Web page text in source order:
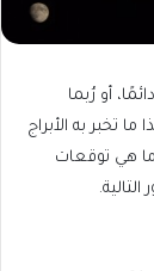
أو رُبما
تخبر به الأبراج
هي توقعات